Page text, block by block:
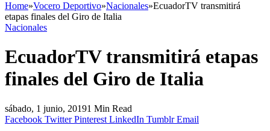
Home»Vocero Deportivo»Nacionales»EcuadorTV transmitirá
etapas finales del Giro de Italia
Nacionales
EcuadorTV transmitirá etapas
finales del Giro de Italia
sábado, 1 junio, 20191 Min Read
Facebook Twitter Pinterest LinkedIn Tumblr Email